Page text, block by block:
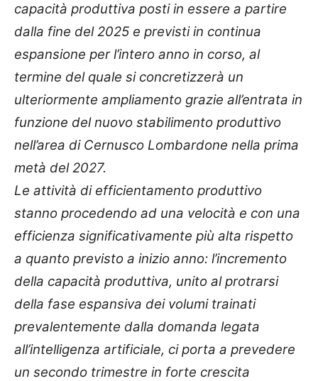
capacità produttiva posti in essere a partire
dalla fine del 2025 e previsti in continua
espansione per l’intero anno in corso, al
termine del quale si concretizzerà un
ulteriormente ampliamento grazie all’entrata in
funzione del nuovo stabilimento produttivo
nell’area di Cernusco Lombardone nella prima
metà del 2027.
Le attività di efficientamento produttivo
stanno procedendo ad una velocità e con una
efficienza significativamente più alta rispetto
a quanto previsto a inizio anno: l’incremento
della capacità produttiva, unito al protrarsi
della fase espansiva dei volumi trainati
prevalentemente dalla domanda legata
all’intelligenza artificiale, ci porta a prevedere
un secondo trimestre in forte crescita